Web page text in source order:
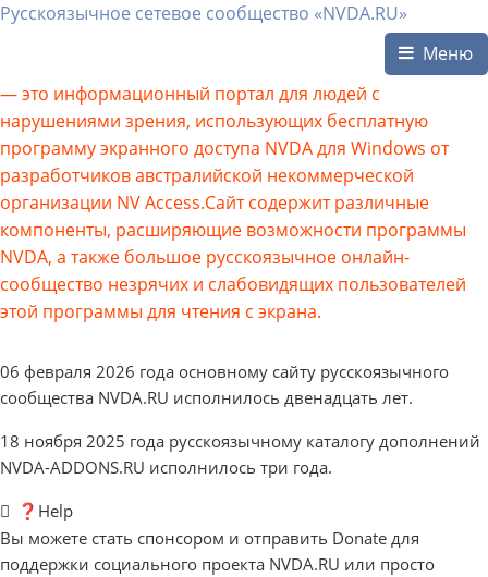
Русскоязычное сетевое сообщество «NVDA.RU»
Меню
— это информационный портал для людей с
нарушениями зрения, использующих бесплатную
программу экранного доступа NVDA для Windows от
разработчиков австралийской некоммерческой
организации NV Access.Сайт содержит различные
компоненты, расширяющие возможности программы
NVDA, а также большое русскоязычное онлайн-
сообщество незрячих и слабовидящих пользователей
этой программы для чтения с экрана.
06 февраля 2026 года основному сайту русскоязычного
сообщества NVDA.RU исполнилось двенадцать лет.
18 ноября 2025 года русскоязычному каталогу дополнений
NVDA-ADDONS.RU исполнилось три года.
❓Help
Вы можете стать спонсором и отправить Donate для
поддержки социального проекта NVDA.RU или просто